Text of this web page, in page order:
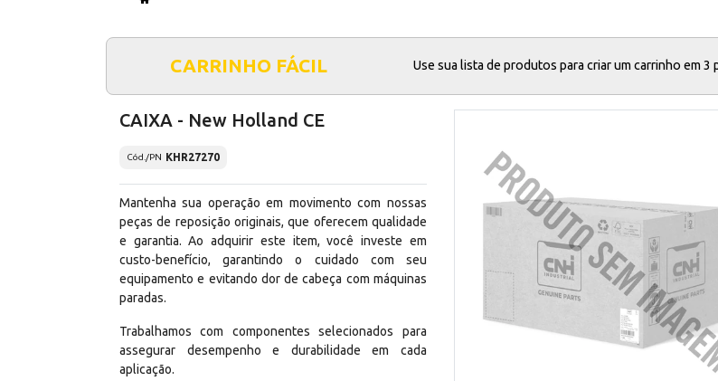
CARRINHO FÁCIL Use sua lista de produtos para criar um carrinho em 3
CAIXA - New Holland CE
Cód./PN KHR27270
Mantenha sua operação em movimento com nossas
peças de reposição originais, que oferecem qualidade
e garantia. Ao adquirir este item, você investe em
custo-benefício, garantindo o cuidado com seu
equipamento e evitando dor de cabeça com máquinas
paradas.
Trabalhamos com componentes selecionados para
assegurar desempenho e durabilidade em cada
aplicação.